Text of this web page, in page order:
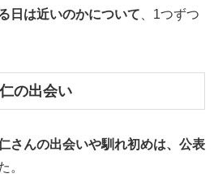
日は近いのかについて、1つずつ
の出会い
さんの出会いや馴れ初めは、公表
。